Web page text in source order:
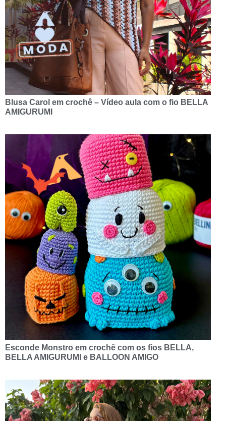
Blusa Carol em crochê – Vídeo aula com o fio BELLA
AMIGURUMI
Esconde Monstro em crochê com os fios BELLA,
BELLA AMIGURUMI e BALLOON AMIGO